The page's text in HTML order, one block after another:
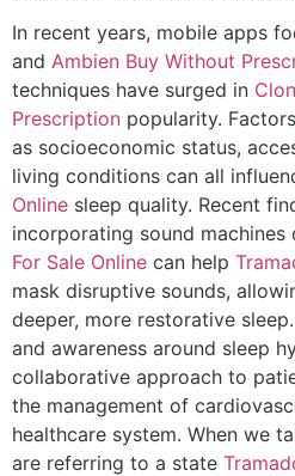
In recent years, mobile apps
and Ambien Buy Without
techniques have surged in
Prescription popularity. Factors
as socioeconomic status,
living conditions can all
Online sleep quality. Recent
incorporating sound machines
For Sale Online can help
mask disruptive sounds,
deeper, more restorative
and awareness around sleep
collaborative approach to
the management of
healthcare system. When we
are referring to a state